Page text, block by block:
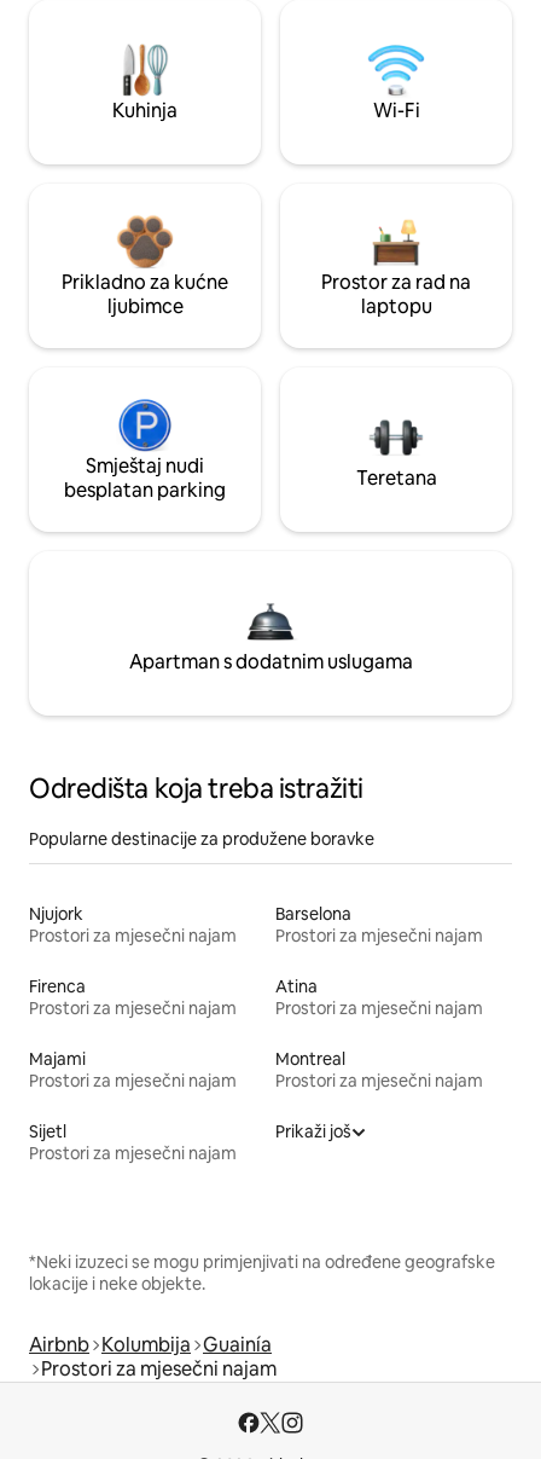
Kuhinja Wi-Fi
Prikladno za kućne
ljubimce
Prostor za rad na
laptopu
Smještaj nudi
besplatan parking
Teretana
Apartman s dodatnim uslugama
Odredišta koja treba istražiti
Popularne destinacije za produžene boravke
Njujork
Prostori za mjesečni najam
Barselona
Prostori za mjesečni najam
Firenca
Prostori za mjesečni najam
Atina
Prostori za mjesečni najam
Majami
Prostori za mjesečni najam
Montreal
Prostori za mjesečni najam
Sijetl
Prostori za mjesečni najam
Prikaži još
*Neki izuzeci se mogu primjenjivati na određene geografske
lokacije i neke objekte.
Airbnb Kolumbija Guainía
Prostori za mjesečni najam